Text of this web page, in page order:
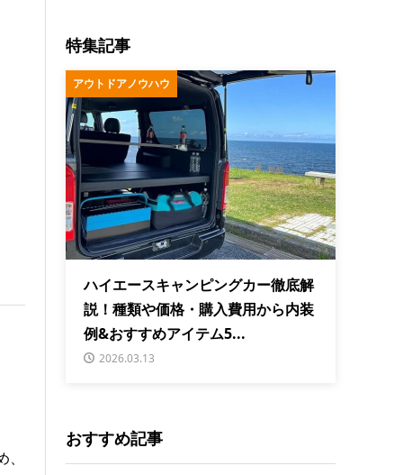
特集記事
アウトドアノウハウ
ハイエースキャンピングカー徹底解
説！種類や価格・購入費用から内装
例&おすすめアイテム5...
2026.03.13
おすすめ記事